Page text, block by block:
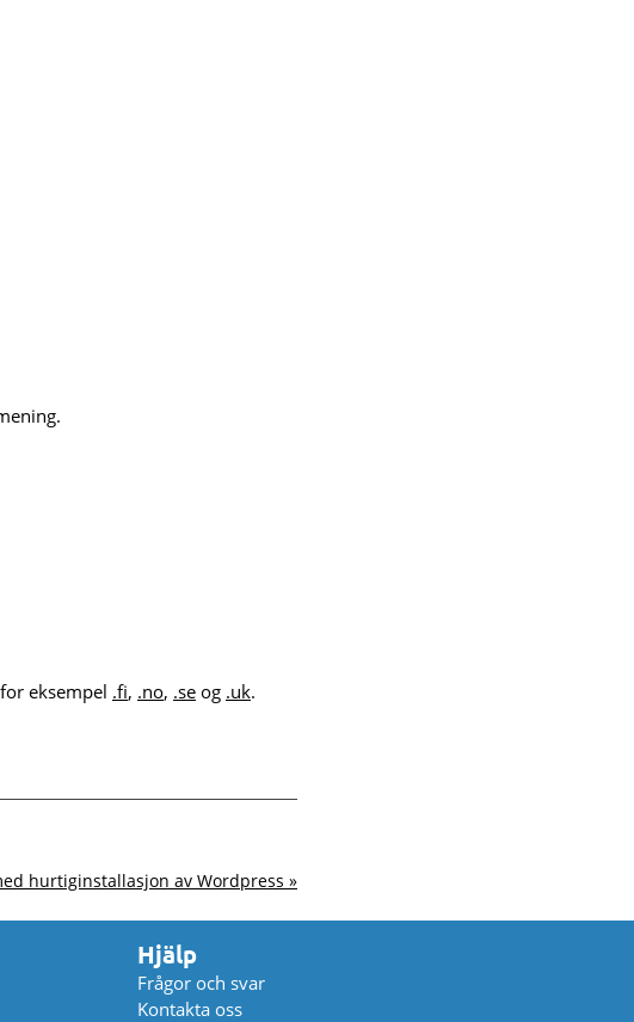
eksempel .fi, .no, .se og .uk.
hurtiginstallasjon av Wordpress »
Hjälp
Frågor och svar
Kontakta oss